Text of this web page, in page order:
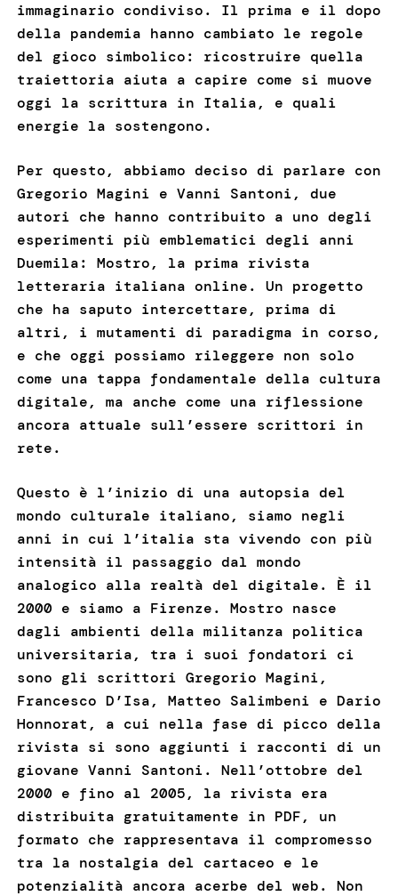
immaginario condiviso. Il prima e il dopo
della pandemia hanno cambiato le regole
del gioco simbolico: ricostruire quella
traiettoria aiuta a capire come si muove
oggi la scrittura in Italia, e quali
energie la sostengono.
Per questo, abbiamo deciso di parlare con
Gregorio Magini e Vanni Santoni, due
autori che hanno contribuito a uno degli
esperimenti più emblematici degli anni
Duemila: Mostro, la prima rivista
letteraria italiana online. Un progetto
che ha saputo intercettare, prima di
altri, i mutamenti di paradigma in corso,
e che oggi possiamo rileggere non solo
come una tappa fondamentale della cultura
digitale, ma anche come una riflessione
ancora attuale sull’essere scrittori in
rete.
Questo è l’inizio di una autopsia del
mondo culturale italiano, siamo negli
anni in cui l’italia sta vivendo con più
intensità il passaggio dal mondo
analogico alla realtà del digitale. È il
2000 e siamo a Firenze. Mostro nasce
dagli ambienti della militanza politica
universitaria, tra i suoi fondatori ci
sono gli scrittori Gregorio Magini,
Francesco D’Isa, Matteo Salimbeni e Dario
Honnorat, a cui nella fase di picco della
rivista si sono aggiunti i racconti di un
giovane Vanni Santoni. Nell’ottobre del
2000 e fino al 2005, la rivista era
distribuita gratuitamente in PDF, un
formato che rappresentava il compromesso
tra la nostalgia del cartaceo e le
potenzialità ancora acerbe del web. Non